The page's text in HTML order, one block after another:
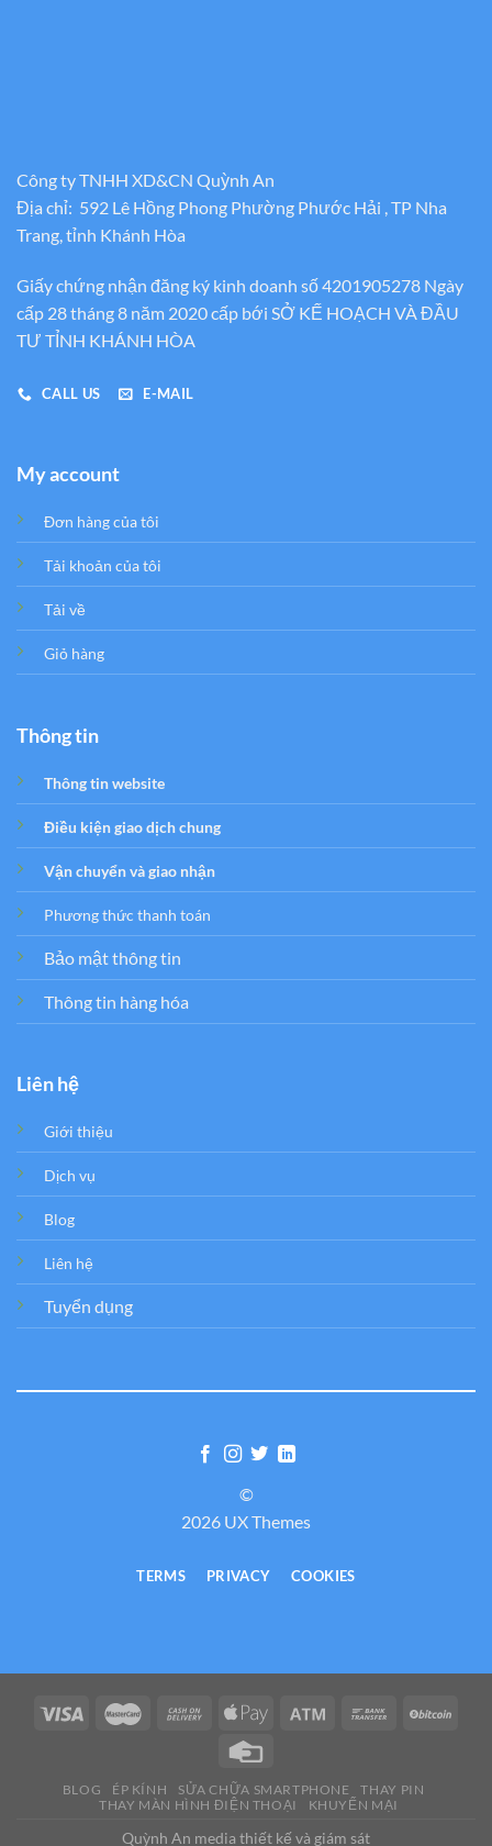
Công ty TNHH XD&CN Quỳnh An
Địa chỉ: 592 Lê Hồng Phong Phường Phước Hải , TP Nha
Trang, tỉnh Khánh Hòa
Giấy chứng nhận đăng ký kinh doanh số 4201905278 Ngày
cấp 28 tháng 8 năm 2020 cấp bới SỞ KẾ HOẠCH VÀ ĐẦU
TƯ TỈNH KHÁNH HÒA
CALL US E-MAIL
My account
Đơn hàng của tôi
Tải khoản của tôi
Tải về
Giỏ hàng
Thông tin
Thông tin website
Điều kiện giao dịch chung
Vận chuyển và giao nhận
Phương thức thanh toán
Bảo mật thông tin
Thông tin hàng hóa
Liên hệ
Giới thiệu
Dịch vụ
Blog
Liên hệ
Tuyển dụng
©
2026 UX Themes
TERMS PRIVACY COOKIES
BLOG ÉP KÍNH SỬA CHỮA SMARTPHONE
THAY PIN
THAY MÀN HÌNH ĐIỆN THOẠI
KHUYẾN MẠI
Quỳnh An media thiết kế và giám sát